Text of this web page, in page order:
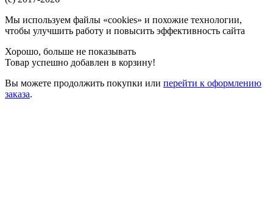
Мы используем файлы «cookies» и похожие технологии,
чтобы улучшить работу и повысить эффективность сайта
Хорошо, больше не показывать
Товар успешно добавлен в корзину!
Вы можете продолжить покупки или перейти к оформлению
заказа.